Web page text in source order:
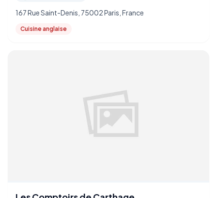
167 Rue Saint-Denis, 75002 Paris, France
Cuisine anglaise